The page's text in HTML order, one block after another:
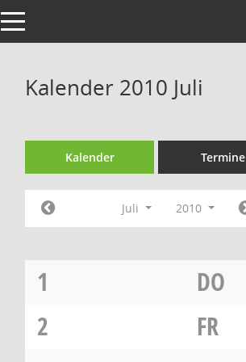
Toggle navigation
Kalender 2010 Juli
Kalender Termine
Juli 2010
1
DO
2
FR